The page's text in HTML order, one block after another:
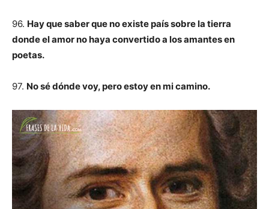
96. Hay que saber que no existe país sobre la tierra
donde el amor no haya convertido a los amantes en
poetas.
97. No sé dónde voy, pero estoy en mi camino.